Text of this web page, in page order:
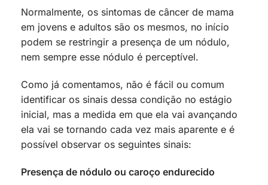
Normalmente, os sintomas de câncer de mama
em jovens e adultos são os mesmos, no início
podem se restringir a presença de um nódulo,
nem sempre esse nódulo é perceptível.
Como já comentamos, não é fácil ou comum
identificar os sinais dessa condição no estágio
inicial, mas a medida em que ela vai avançando
ela vai se tornando cada vez mais aparente e é
possível observar os seguintes sinais:
Presença de nódulo ou caroço endurecido